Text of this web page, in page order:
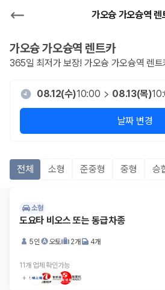
가오슝 가오슝역 렌
가오슝 가오슝역 렌트카
365일 최저가 보장! 가오슝 가오슝역 렌
08.12(수)10:00 08.13(목)
날짜 변경
전체 소형 준중형 중형 승
소형
도요타 비오스 또는 동급차종
5인 오토 2개 4개
11개 업체 확인가능